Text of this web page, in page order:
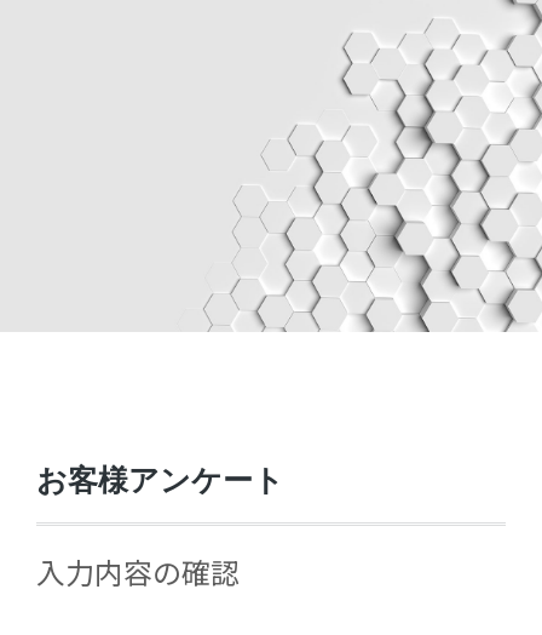
お客様アンケート
入力内容の確認